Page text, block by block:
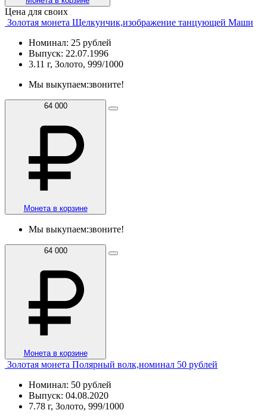
Цена для своих
Золотая монета Щелкунчик,изображение танцующей Маши
Номинал: 25 рублей
Выпуск: 22.07.1996
3.11 г, Золото, 999/1000
Мы выкупаем:звоните!
64 000
Монета в корзине
Мы выкупаем:звоните!
64 000
Монета в корзине
Золотая монета Полярный волк,номинал 50 рублей
Номинал: 50 рублей
Выпуск: 04.08.2020
7.78 г, Золото, 999/1000